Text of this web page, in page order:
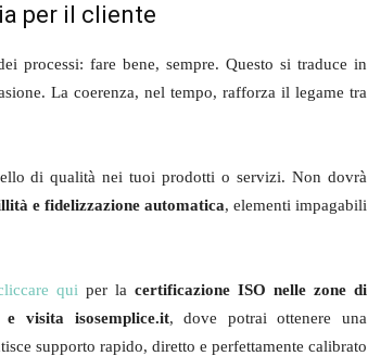
per il cliente
processi: fare bene, sempre. Questo si traduce in
La coerenza, nel tempo, rafforza il legame tra
di qualità nei tuoi prodotti o servizi. Non dovrà
e fidelizzazione automatica, elementi impagabili
qui per la certificazione ISO nelle zone di
visita isosemplice.it, dove potrai ottenere una
supporto rapido, diretto e perfettamente calibrato